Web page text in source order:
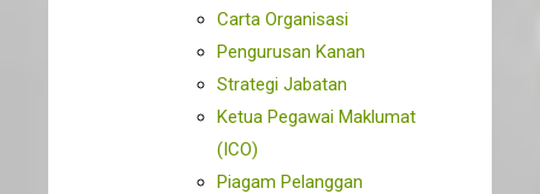
Carta Organisasi
Pengurusan Kanan
Strategi Jabatan
Ketua Pegawai Maklumat
(ICO)
Piagam Pelanggan